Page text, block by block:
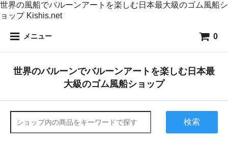
世界の風船でバルーンアートを楽しむ日本最大級のゴム風船シ
ョップ Kishis.net
メニュー 0
世界のバルーンでバルーンアートを楽しむ日本最
大級のゴム風船ショップ
検索